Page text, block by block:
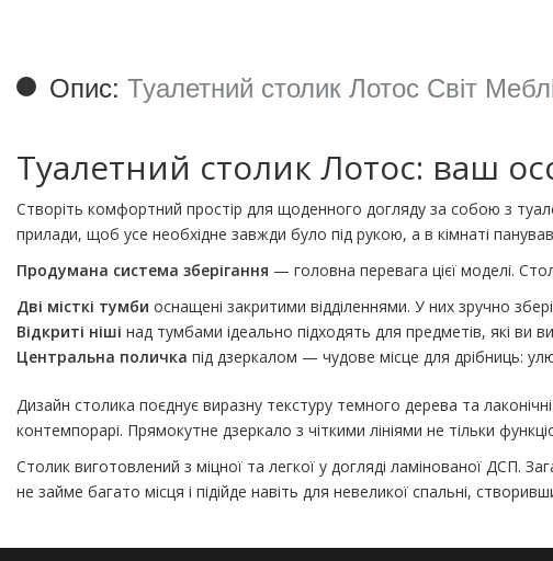
Опис: Туалетний столик Лотос Світ
Туалетний столик Лотос: ваш
Створіть комфортний простір для щоденного догляду за собою з
прилади, щоб усе необхідне завжди було під рукою, а в кімнаті
Продумана система зберігання — головна перевага цієї моделі.
Дві місткі тумби оснащені закритими відділеннями. У них зручно
Відкриті ніші над тумбами ідеально підходять для предметів, які ви
Центральна поличка під дзеркалом — чудове місце для дрібниць:
Дизайн столика поєднує виразну текстуру темного дерева та
контемпорарі. Прямокутне дзеркало з чіткими лініями не тільки
Столик виготовлений з міцної та легкої у догляді ламінованої ДСП.
не займе багато місця і підійде навіть для невеликої спальні,